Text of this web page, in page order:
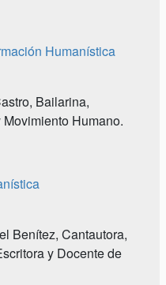
Humanística
Bailarina,
Humano.
Benítez, Cantautora,
y Docente de